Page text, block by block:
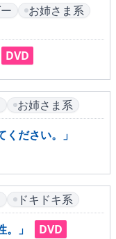
お姉さま系
DVD
お姉さま系
ください。」
ドキドキ系
。」
DVD